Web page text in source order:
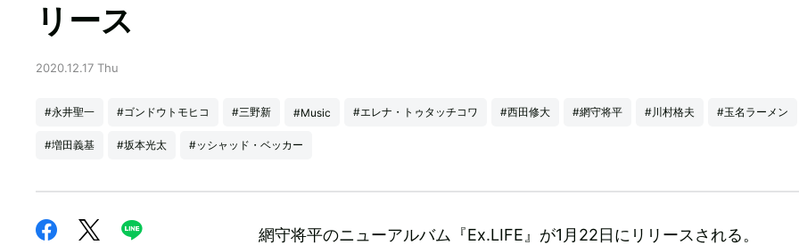
リース
2020.12.17 Thu
#永井聖一 #ゴンドウトモヒコ #三野新 #Music #エレナ・トゥタッチコワ #西田修大 #網守将平 #川村格夫 #玉名ラーメン
#増田義基 #坂本光太 #ッシャッド・ベッカー
網守将平のニューアルバム『Ex.LIFE』が1月22日にリリースされる。